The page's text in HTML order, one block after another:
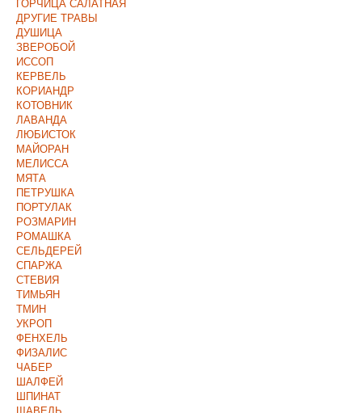
ДРУГИЕ ТРАВЫ
ДУШИЦА
ЗВЕРОБОЙ
ИССОП
КЕРВЕЛЬ
КОРИАНДР
КОТОВНИК
ЛАВАНДА
ЛЮБИСТОК
МАЙОРАН
МЕЛИССА
МЯТА
ПЕТРУШКА
ПОРТУЛАК
РОЗМАРИН
РОМАШКА
СЕЛЬДЕРЕЙ
СПАРЖА
СТЕВИЯ
ТИМЬЯН
ТМИН
УКРОП
ФЕНХЕЛЬ
ФИЗАЛИС
ЧАБЕР
ШАЛФЕЙ
ШПИНАТ